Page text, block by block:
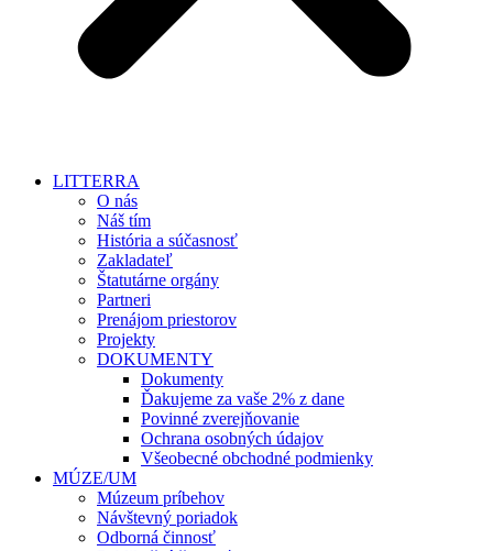
LITTERRA
O nás
Náš tím
História a súčasnosť
Zakladateľ
Štatutárne orgány
Partneri
Prenájom priestorov
Projekty
DOKUMENTY
Dokumenty
Ďakujeme za vaše 2% z dane
Povinné zverejňovanie
Ochrana osobných údajov
Všeobecné obchodné podmienky
MÚZE/UM
Múzeum príbehov
Návštevný poriadok
Odborná činnosť